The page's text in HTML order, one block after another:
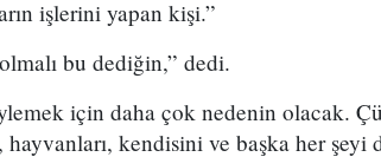
işlerini yapan kişi.”
bu dediğin,” dedi.
için daha çok nedenin olacak.
kendisini ve başka her